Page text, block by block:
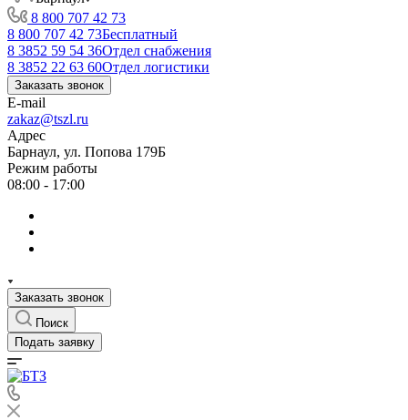
8 800 707 42 73
8 800 707 42 73Бесплатный
8 3852 59 54 36Отдел снабжения
8 3852 22 63 60Отдел логистики
Заказать звонок
E-mail
zakaz@tszl.ru
Адрес
Барнаул, ул. Попова 179Б
Режим работы
08:00 - 17:00
Заказать звонок
Поиск
Подать заявку